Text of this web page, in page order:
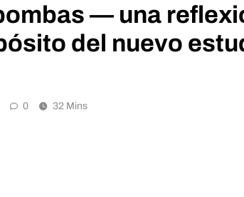
— una
del nuevo
0 32 Mins